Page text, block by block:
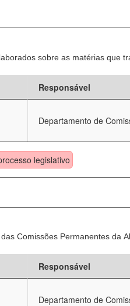
sobre as matérias que
Responsável
Departamento de
legislativo
Comissões Permanentes da
Responsável
Departamento de